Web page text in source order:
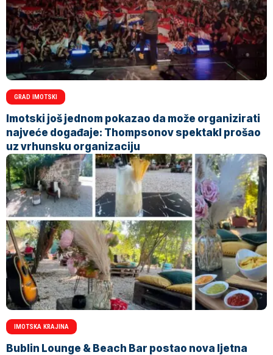
GRAD IMOTSKI
Imotski još jednom pokazao da može organizirati
najveće događaje: Thompsonov spektakl prošao
uz vrhunsku organizaciju
IMOTSKA KRAJINA
Bublin Lounge & Beach Bar postao nova ljetna